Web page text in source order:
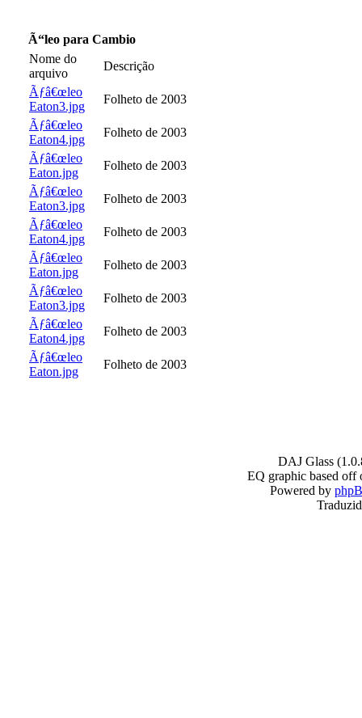
Ã“leo para Cambio
Nome do
arquivo
Descrição
Ãƒâ€œleo
Eaton3.jpg
Folheto de 2003
Ãƒâ€œleo
Eaton4.jpg
Folheto de 2003
Ãƒâ€œleo
Eaton.jpg
Folheto de 2003
Ãƒâ€œleo
Eaton3.jpg
Folheto de 2003
Ãƒâ€œleo
Eaton4.jpg
Folheto de 2003
Ãƒâ€œleo
Eaton.jpg
Folheto de 2003
Ãƒâ€œleo
Eaton3.jpg
Folheto de 2003
Ãƒâ€œleo
Eaton4.jpg
Folheto de 2003
Ãƒâ€œleo
Eaton.jpg
Folheto de 2003
DAJ Glass
EQ graphic based
Powered by